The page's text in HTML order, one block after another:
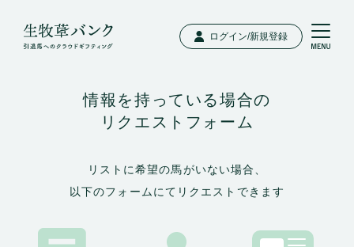
ログイン/新規登録
情報を持っている場合の
リクエストフォーム
リストに希望の馬がいない場合、
以下のフォームにてリクエストできます